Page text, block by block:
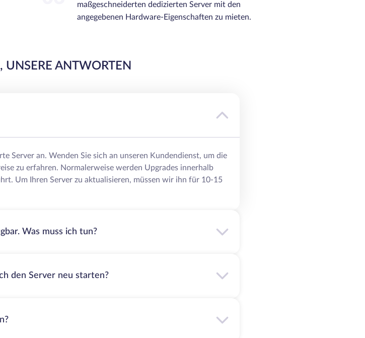
maßgeschneiderten dedizierten Server mit den
angegebenen Hardware-Eigenschaften zu mieten.
UNSERE ANTWORTEN
Server an. Wenden Sie sich an unseren Kundendienst, um die
zu erfahren. Normalerweise werden Upgrades innerhalb
Um Ihren Server zu aktualisieren, müssen wir ihn für 10-15
Was muss ich tun?
den Server neu starten?